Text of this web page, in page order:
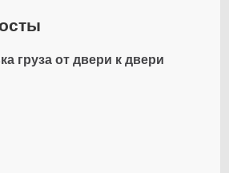
груза от двери к двери